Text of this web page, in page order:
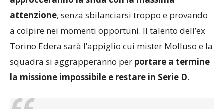
attenzione, senza sbilanciarsi troppo e provando
a colpire nei momenti opportuni. Il talento dell’ex
Torino Edera sarà l’appiglio cui mister Molluso e la
squadra si aggrapperanno per portare a termine
la missione impossibile e restare in Serie D.